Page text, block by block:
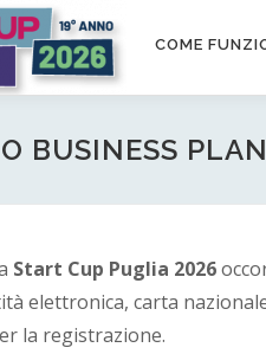
COME
BUSINESS PLAN
Start Cup Puglia 2026
elettronica, carta
la registrazione.